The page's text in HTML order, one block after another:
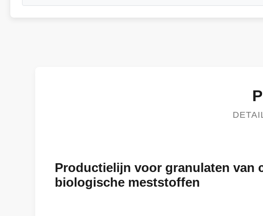
Productielijn voor granulaten van
biologische meststoffen